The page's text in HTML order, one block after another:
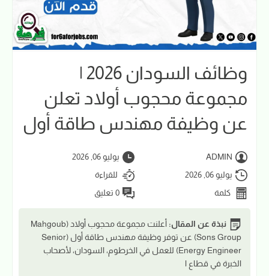
وظائف السودان 2026 |
مجموعة محجوب أولاد تعلن
عن وظيفة مهندس طاقة أول
ADMIN
يوليو 06, 2026
يوليو 06, 2026
للقراءة
كلمة
0 تعليق
نبذة عن المقال:
أعلنت مجموعة محجوب أولاد (Mahgoub
Sons Group) عن توفر وظيفة مهندس طاقة أول (Senior
Energy Engineer) للعمل في الخرطوم، السودان، لأصحاب
الخبرة في قطاع ا